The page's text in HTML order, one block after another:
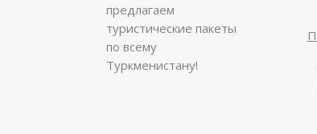
предлагаем
туристические пакеты
по всему
Туркменистану!